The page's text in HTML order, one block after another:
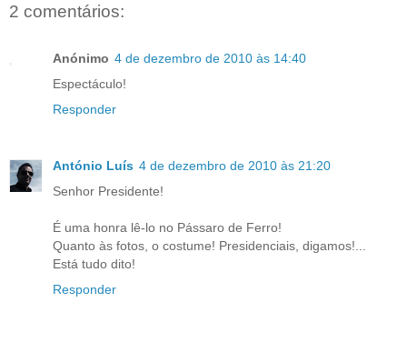
2 comentários:
Anónimo 4 de dezembro de 2010 às 14:40
Espectáculo!
Responder
António Luís 4 de dezembro de 2010 às 21:20
Senhor Presidente!
É uma honra lê-lo no Pássaro de Ferro!
Quanto às fotos, o costume! Presidenciais, digamos!...
Está tudo dito!
Responder